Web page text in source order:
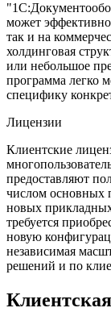
может эффективно
так и на
холдинговая
или небольшое
программа легко
специфику
Лицензии
Клиентские
предоставляют
числом основных
новых
требуется
новую
независимая
решений и по